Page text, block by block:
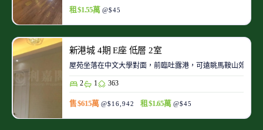
租 $1.55萬 @$45
新港城 4期 E座 低層 2室
屋苑坐落在中文大學對面，前臨吐露港，可遠眺馬鞍山郊野
2 1 363
售 $615萬 @$16,942 租 $1.65萬 @$45